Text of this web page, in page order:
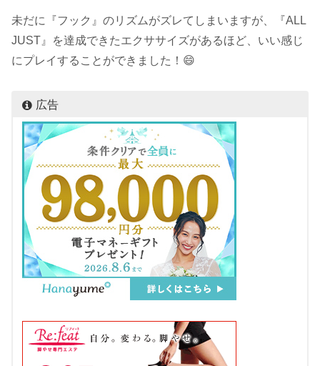
未だに『フック』のリズムがズレてしまいますが、『ALL
JUST』を達成できたエクササイズがあるほど、いい感じ
にプレイすることができました！😄
広告